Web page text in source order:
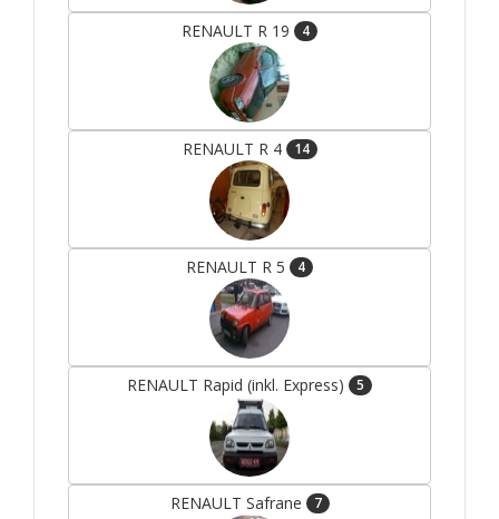
RENAULT R 19 4
RENAULT R 4 14
RENAULT R 5 4
RENAULT Rapid (inkl. Express) 5
RENAULT Safrane 7